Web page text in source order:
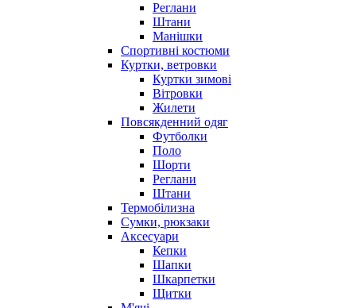
Реглани
Штани
Манішки
Спортивні костюми
Куртки, ветровки
Куртки зимові
Вітровки
Жилети
Повсякденний одяг
Футболки
Поло
Шорти
Реглани
Штани
Термобілизна
Сумки, рюкзаки
Аксесуари
Кепки
Шапки
Шкарпетки
Щитки